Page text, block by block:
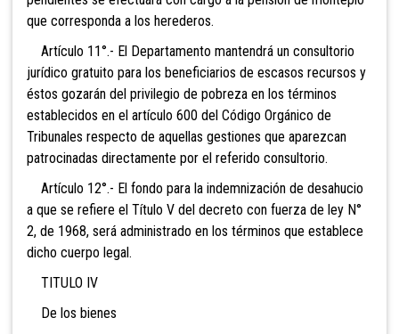
que corresponda a los herederos.
Artículo 11°.- El Departamento mantendrá un consultorio
jurídico gratuito para los beneficiarios de escasos recursos y
éstos gozarán del privilegio de pobreza en los términos
establecidos en el artículo 600 del Código Orgánico de
Tribunales respecto de aquellas gestiones que aparezcan
patrocinadas directamente por el referido consultorio.
Artículo 12°.- El fondo para la indemnización de desahucio
a que se refiere el Título V del decreto con fuerza de ley N°
2, de 1968, será administrado en los términos que establece
dicho cuerpo legal.
TITULO IV
De los bienes